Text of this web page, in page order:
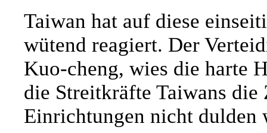
Taiwan hat auf diese
wütend reagiert. Der
Kuo-cheng, wies die harte
die Streitkräfte Taiwans
Einrichtungen nicht dulden